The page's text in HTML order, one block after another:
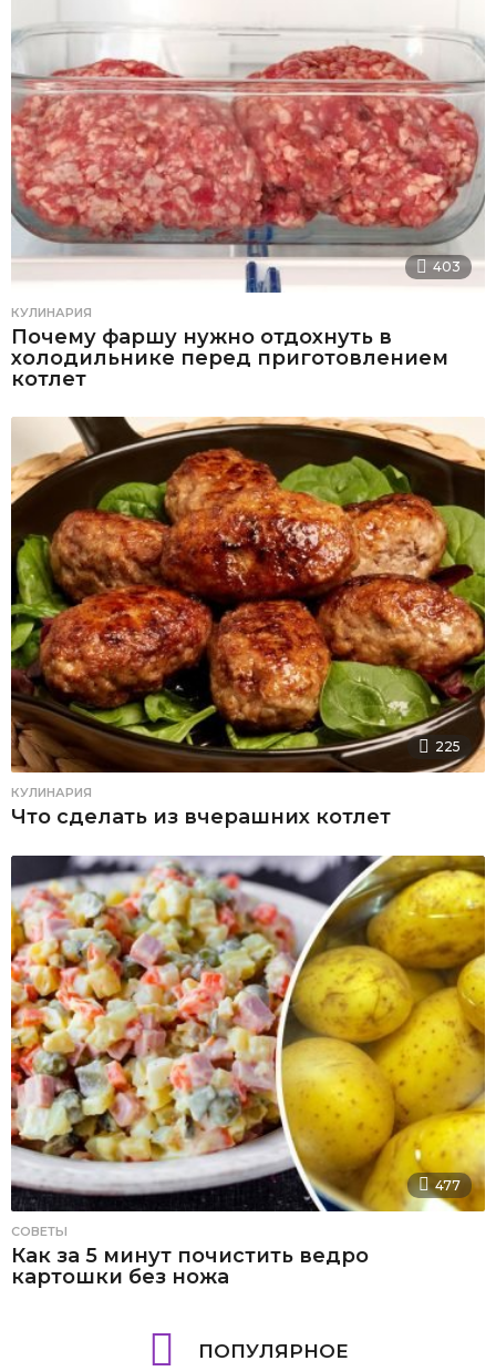
403
КУЛИНАРИЯ
Почему фаршу нужно отдохнуть в
холодильнике перед приготовлением
котлет
225
КУЛИНАРИЯ
Что сделать из вчерашних котлет
477
СОВЕТЫ
Как за 5 минут почистить ведро
картошки без ножа
ПОПУЛЯРНОЕ